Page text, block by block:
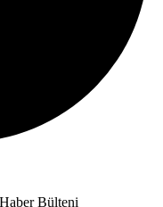
Bülteni